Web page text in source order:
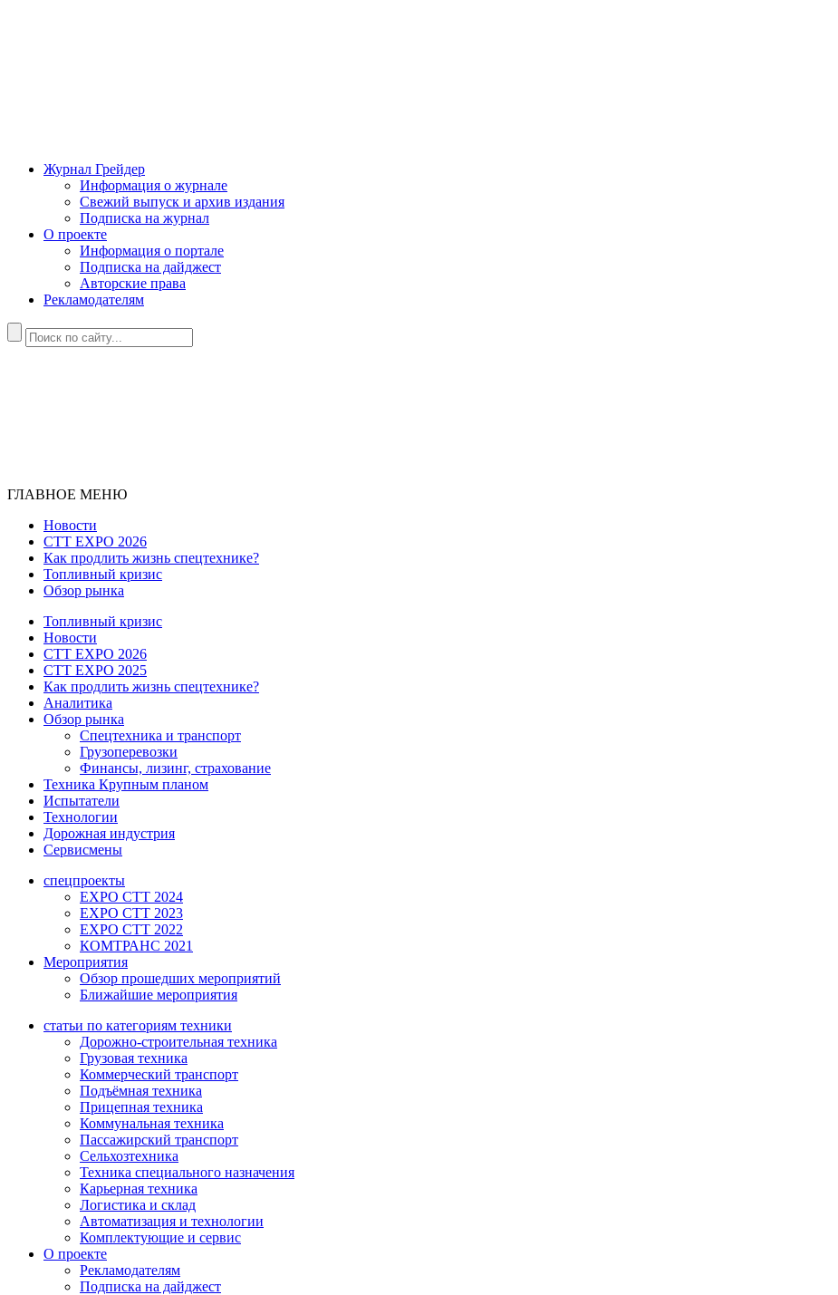
Журнал Грейдер
Информация о журнале
Свежий выпуск и архив издания
Подписка на журнал
О проекте
Информация о портале
Подписка на дайджест
Авторские права
Рекламодателям
ГЛАВНОЕ МЕНЮ
Новости
CTT EXPO 2026
Как продлить жизнь спецтехнике?
Топливный кризис
Обзор рынка
Топливный кризис
Новости
CTT EXPO 2026
CTT EXPO 2025
Как продлить жизнь спецтехнике?
Аналитика
Обзор рынка
Спецтехника и транспорт
Грузоперевозки
Финансы, лизинг, страхование
Техника Крупным планом
Испытатели
Технологии
Дорожная индустрия
Сервисмены
спецпроекты
EXPO CTT 2024
EXPO CTT 2023
EXPO CTT 2022
КОМТРАНС 2021
Мероприятия
Обзор прошедших мероприятий
Ближайшие мероприятия
статьи по категориям техники
Дорожно-строительная техника
Грузовая техника
Коммерческий транспорт
Подъёмная техника
Прицепная техника
Коммунальная техника
Пассажирский транспорт
Сельхозтехника
Техника специального назначения
Карьерная техника
Логистика и склад
Автоматизация и технологии
Комплектующие и сервис
О проекте
Рекламодателям
Подписка на дайджест